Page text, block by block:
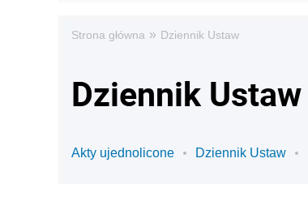
Strona główna » Dziennik Ustaw
Dziennik Ustaw
Akty ujednolicone Dziennik Ustaw